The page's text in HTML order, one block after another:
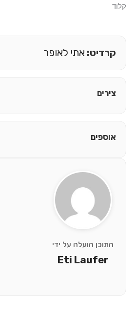
קלוד
התוכן הועלה על ידי
Eti Laufer
קרדיט: אתי לאופר
צירים
אוספים